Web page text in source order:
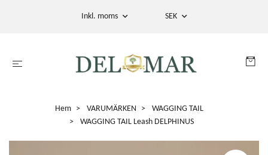
Inkl. moms SEK
Hem VARUMÄRKEN
WAGGING TAIL
WAGGING TAIL Leash DELPHINUS